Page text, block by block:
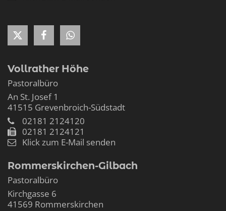
Vollrather Höhe
Pastoralbüro
An St. Josef 1
41515 Grevenbroich-Südstadt
02181 2124120
02181 2124121
Klick zum E-Mail senden
Rommerskirchen-Gilbach
Pastoralbüro
Kirchgasse 6
41569 Rommerskirchen